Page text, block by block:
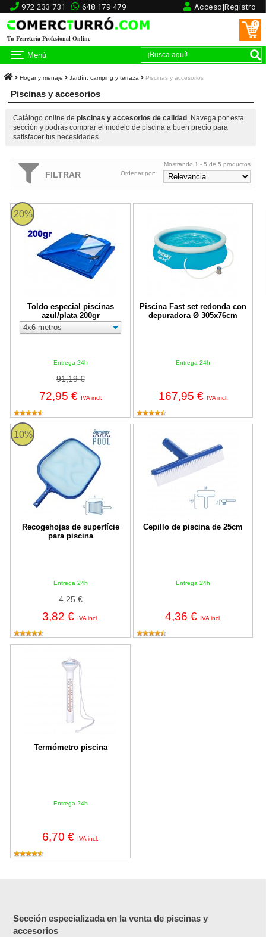
972 233 731 648 179 479 Acceso|Registro
Tu Ferretería Profesional Online
0
Menú
Hogar y menaje Jardín, camping y terraza Piscinas y accesorios
Piscinas y accesorios
Catálogo online de piscinas y accesorios de calidad . Navega por esta
sección y podrás comprar el modelo de piscina a buen precio para
satisfacer tus necesidades.
FILTRAR
Mostrando 1 - 5 de 5 productos
Ordenar por:
20%
Toldo especial piscinas
azul/plata 200gr
Entrega 24h
91,19 €
72,95 € IVA incl.
Toldo especial piscinas azul/plata 200gr
Piscina Fast set redonda con
depuradora Ø 305x76cm
Entrega 24h
167,95 € IVA incl.
10%
Recogehojas de superfície
para piscina
Entrega 24h
4,25 €
3,82 € IVA incl.
Recogehojas de superfície para piscina
Cepillo de piscina de 25cm
Entrega 24h
4,36 € IVA incl.
Termómetro piscina
Entrega 24h
6,70 € IVA incl.
Sección especializada en la venta de piscinas y
accesorios